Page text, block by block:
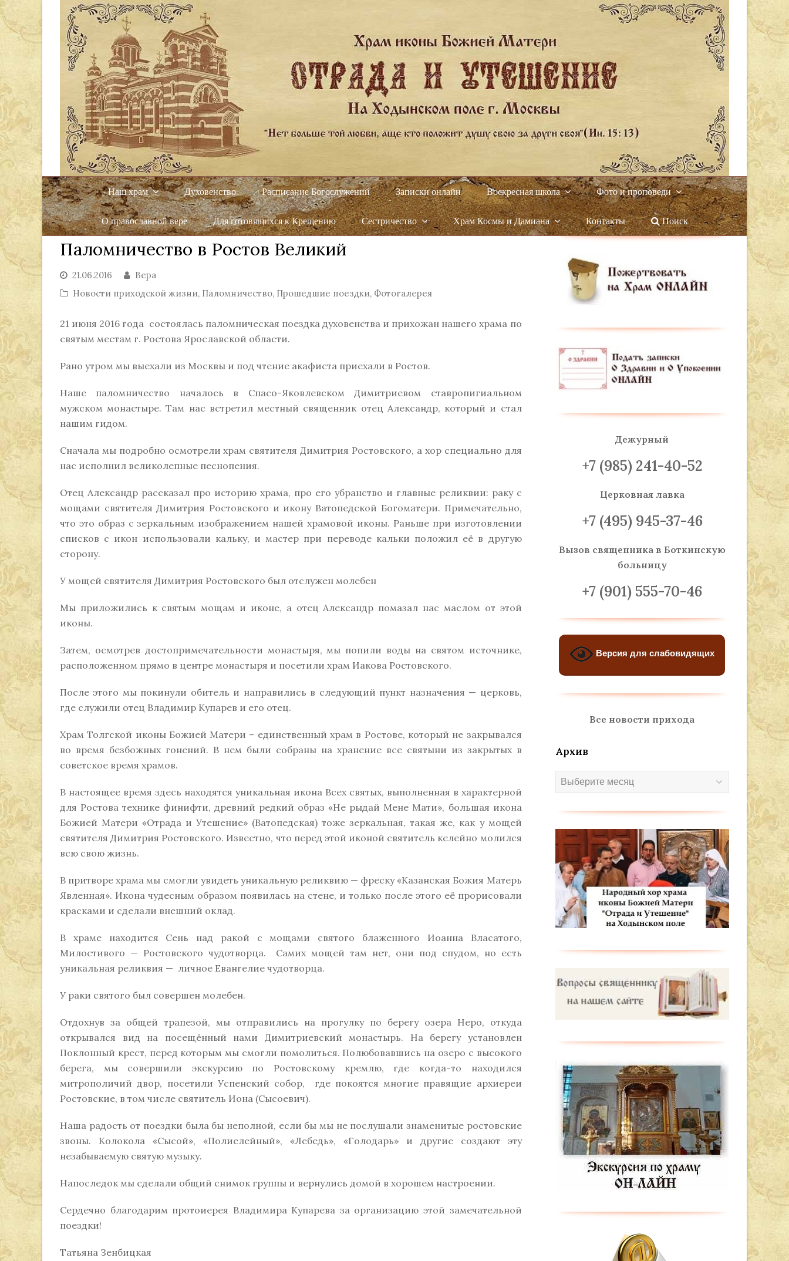
Наш храм Духовенство Расписание Богослужений Записки онлайн Воскресная школа Фото и проповеди
О православной вере Для готовящихся к Крещению Сестричество Храм Космы и Дамиана Контакты Поиск
Паломничество в Ростов Великий
21.06.2016
Вера
Новости приходской жизни, Паломничество, Прошедшие поездки, Фотогалерея
21 июня 2016 года состоялась паломническая поездка духовенства и прихожан нашего храма по
святым местам г. Ростова Ярославской области.
Рано утром мы выехали из Москвы и под чтение акафиста приехали в Ростов.
Наше паломничество началось в Спасо-Яковлевском Димитриевом ставропигиальном
мужском монастыре. Там нас встретил местный священник отец Александр, который и стал
нашим гидом.
Сначала мы подробно осмотрели храм святителя Димитрия Ростовского, а хор специально для
нас исполнил великолепные песнопения.
Отец Александр рассказал про историю храма, про его убранство и главные реликвии: раку с
мощами святителя Димитрия Ростовского и икону Ватопедской Богоматери. Примечательно,
что это образ с зеркальным изображением нашей храмовой иконы. Раньше при изготовлении
списков с икон использовали кальку, и мастер при переводе кальки положил её в другую
сторону.
У мощей святителя Димитрия Ростовского был отслужен молебен
Мы приложились к святым мощам и иконе, а отец Александр помазал нас маслом от этой
иконы.
Затем, осмотрев достопримечательности монастыря, мы попили воды на святом источнике,
расположенном прямо в центре монастыря и посетили храм Иакова Ростовского.
После этого мы покинули обитель и направились в следующий пункт назначения — церковь,
где служили отец Владимир Купарев и его отец.
Храм Толгской иконы Божией Матери – единственный храм в Ростове, который не закрывался
во время безбожных гонений. В нем были собраны на хранение все святыни из закрытых в
советское время храмов.
В настоящее время здесь находятся уникальная икона Всех святых, выполненная в характерной
для Ростова технике финифти, древний редкий образ «Не рыдай Мене Мати», большая икона
Божией Матери «Отрада и Утешение» (Ватопедская) тоже зеркальная, такая же, как у мощей
святителя Димитрия Ростовского. Известно, что перед этой иконой святитель келейно молился
всю свою жизнь.
В притворе храма мы смогли увидеть уникальную реликвию — фреску «Казанская Божия Матерь
Явленная». Икона чудесным образом появилась на стене, и только после этого её прорисовали
красками и сделали внешний оклад.
В храме находится Сень над ракой с мощами святого блаженного Иоанна Власатого,
Милостивого — Ростовского чудотворца. Самих мощей там нет, они под спудом, но есть
уникальная реликвия — личное Евангелие чудотворца.
У раки святого был совершен молебен.
Отдохнув за общей трапезой, мы отправились на прогулку по берегу озера Неро, откуда
открывался вид на посещённый нами Димитриевский монастырь. На берегу установлен
Поклонный крест, перед которым мы смогли помолиться. Полюбовавшись на озеро с высокого
берега, мы совершили экскурсию по Ростовскому кремлю, где когда-то находился
митрополичий двор, посетили Успенский собор, где покоятся многие правящие архиереи
Ростовские, в том числе святитель Иона (Сысоевич).
Наша радость от поездки была бы неполной, если бы мы не послушали знаменитые ростовские
звоны. Колокола «Сысой», «Полиелейный», «Лебедь», «Голодарь» и другие создают эту
незабываемую святую музыку.
Напоследок мы сделали общий снимок группы и вернулись домой в хорошем настроении.
Сердечно благодарим протоиерея Владимира Купарева за организацию этой замечательной
поездки!
Татьяна Зенбицкая
Дежурный
+7 (985) 241-40-52
Церковная лавка
+7 (495) 945-37-46
Вызов священника в Боткинскую
больницу
+7 (901) 555-70-46
Версия для слабовидящих
Все новости прихода
Архив
Архив